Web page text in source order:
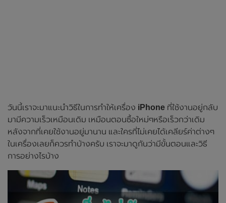
วันนี้เราจะมาแนะนำวิธีในการทำให้เครื่อง iPhone ที่ใช้งานอยู่กลับ
มามีความเร็วเหมือนเดิม เหมือนตอนซื้อใหม่ๆหรือเร็วกว่าเดิม
หลังจากที่เคยใช้งานอยู่มานาน และใครที่ไม่เคยได้เคลียร์ค่าต่างๆ
ในเครื่องเลยก็ควรทำบ้างครับ เราจะมาดูกันว่ามีขั้นตอนและวิธี
การอย่างไรบ้าง